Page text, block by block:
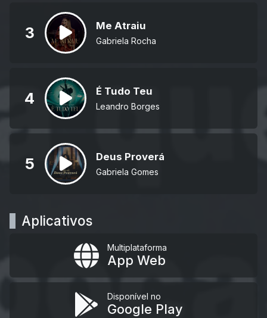
3 Me Atraiu
Gabriela Rocha
4 É Tudo Teu
Leandro Borges
5 Deus Proverá
Gabriela Gomes
Aplicativos
Multiplataforma
App Web
Disponível no
Google Play